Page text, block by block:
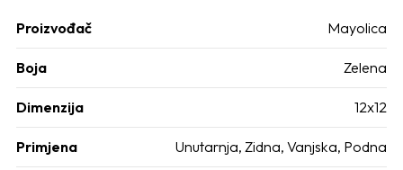
Proizvođač Mayolica
Boja Zelena
Dimenzija 12x12
Primjena Unutarnja, Zidna, Vanjska, Podna